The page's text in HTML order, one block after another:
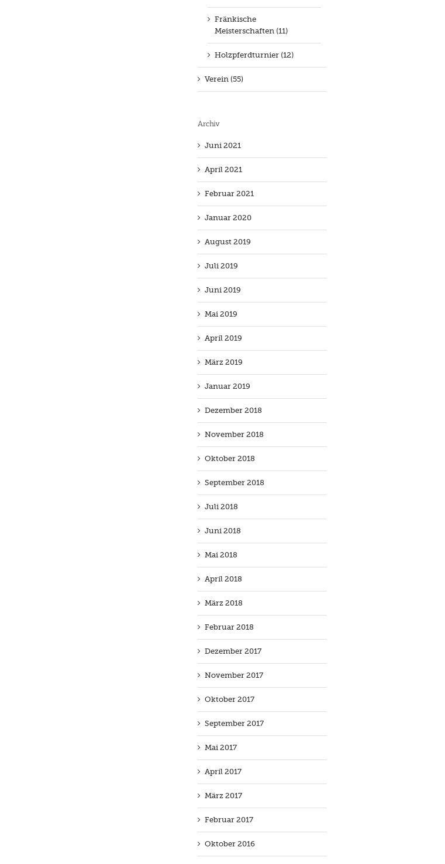
Fränkische
Meisterschaften (11)
Holzpferdturnier (12)
Verein (55)
Archiv
Juni 2021
April 2021
Februar 2021
Januar 2020
August 2019
Juli 2019
Juni 2019
Mai 2019
April 2019
März 2019
Januar 2019
Dezember 2018
November 2018
Oktober 2018
September 2018
Juli 2018
Juni 2018
Mai 2018
April 2018
März 2018
Februar 2018
Dezember 2017
November 2017
Oktober 2017
September 2017
Mai 2017
April 2017
März 2017
Februar 2017
Oktober 2016